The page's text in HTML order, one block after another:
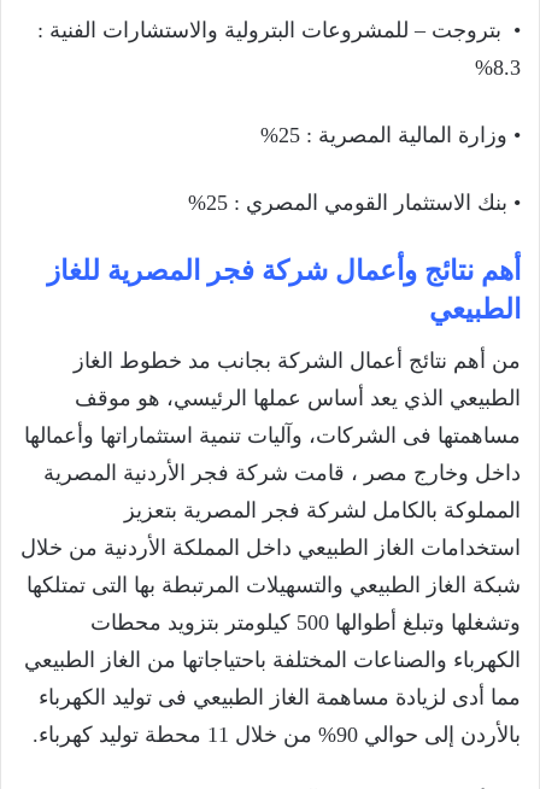
• بتروجت – للمشروعات البترولية والاستشارات الفنية :
8.3%
• وزارة المالية المصرية : 25%
• بنك الاستثمار القومي المصري : 25%
أهم نتائج وأعمال شركة فجر المصرية للغاز
الطبيعي
من أهم نتائج أعمال الشركة بجانب مد خطوط الغاز
الطبيعي الذي يعد أساس عملها الرئيسي، هو موقف
مساهمتها فى الشركات، وآليات تنمية استثماراتها وأعمالها
داخل وخارج مصر ، قامت شركة فجر الأردنية المصرية
المملوكة بالكامل لشركة فجر المصرية بتعزيز
استخدامات الغاز الطبيعي داخل المملكة الأردنية من خلال
شبكة الغاز الطبيعي والتسهيلات المرتبطة بها التى تمتلكها
وتشغلها وتبلغ أطوالها 500 كيلومتر بتزويد محطات
الكهرباء والصناعات المختلفة باحتياجاتها من الغاز الطبيعي
مما أدى لزيادة مساهمة الغاز الطبيعي فى توليد الكهرباء
بالأردن إلى حوالي 90% من خلال 11 محطة توليد كهرباء.